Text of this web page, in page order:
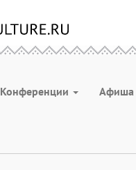
Конференции Aфиша